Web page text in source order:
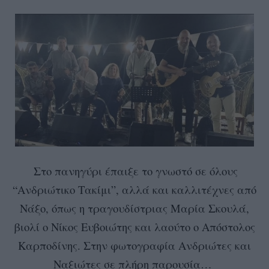
Στο πανηγύρι έπαιξε το γνωστό σε όλους
“Ανδριώτικο Τακίμι”, αλλά και καλλιτέχνες από
Νάξο, όπως η τραγουδίστριας Μαρία Σκουλά,
βιολί ο Νίκος Ευβοιώτης και λαούτο ο Απόστολος
Καρποδίνης. Στην φωτογραφία Ανδριώτες και
Ναξιώτες σε πλήρη παρουσία…